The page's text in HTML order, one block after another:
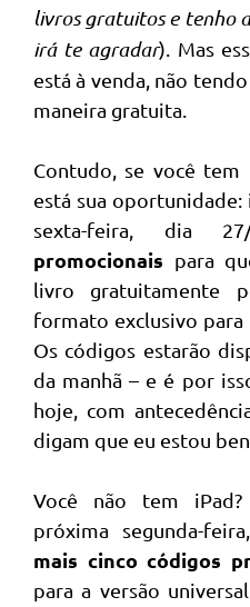
livros gratuitos e tenho
irá te agradar). Mas
está à venda, não
maneira gratuita.
Contudo, se você
está sua
sexta-feira, dia
promocionais para
livro gratuitamente
formato exclusivo para
Os códigos estarão
da manhã – e é por
hoje, com
digam que eu estou
Você não tem
próxima segunda-
mais cinco códigos
para a versão